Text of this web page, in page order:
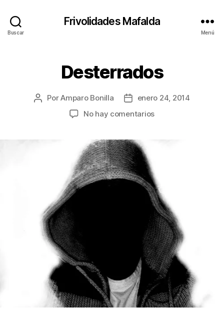
Buscar
Frivolidades Mafalda
Menú
Desterrados
Autor
PorAmparo Bonilla
Fecha
de
enero 24, 2014
No hay comentariosen